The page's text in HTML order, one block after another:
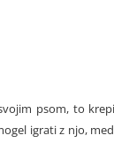
psom, to
igrati z njo,